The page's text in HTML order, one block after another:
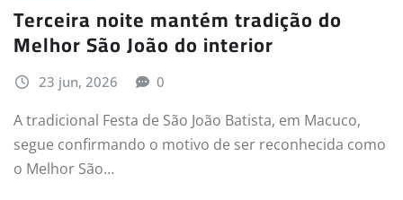
Terceira noite mantém tradição do
Melhor São João do interior
23 jun, 2026 0
A tradicional Festa de São João Batista, em Macuco,
segue confirmando o motivo de ser reconhecida como
o Melhor São…